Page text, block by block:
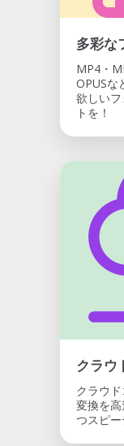
多彩な
MP4・
OPUSな
欲しい
トを！
クラウ
クラウ
変換を
つスピー